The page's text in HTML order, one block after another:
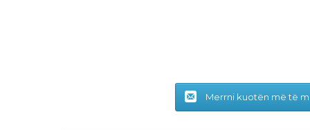
Merrni kuotën më të